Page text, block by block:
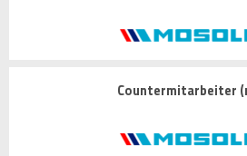
Countermitarbeiter